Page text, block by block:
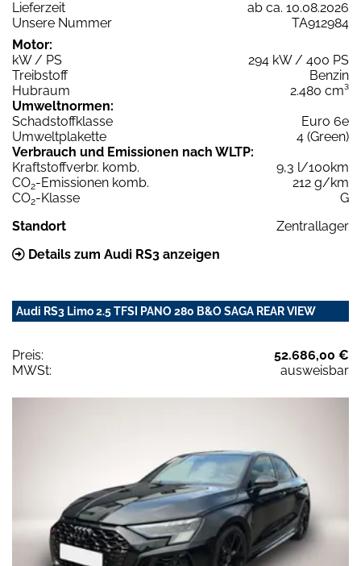
Lieferzeit
ab ca. 10.08.2026
Unsere Nummer
TA912984
Motor:
kW / PS
294 kW / 400 PS
Treibstoff
Benzin
Hubraum
2.480 cm³
Umweltnormen:
Schadstoffklasse
Euro 6e
Umweltplakette
4 (Green)
Verbrauch und Emissionen nach WLTP:
Kraftstoffverbr. komb.
9,3 l/100km
CO2-Emissionen komb.
212 g/km
CO2-Klasse
G
Standort
Zentrallager
Details zum Audi RS3 anzeigen
Audi RS3 Limo 2.5 TFSI PANO 280 B&O SAGA REAR VIEW
Preis:
52.686,00 €
MWSt:
ausweisbar